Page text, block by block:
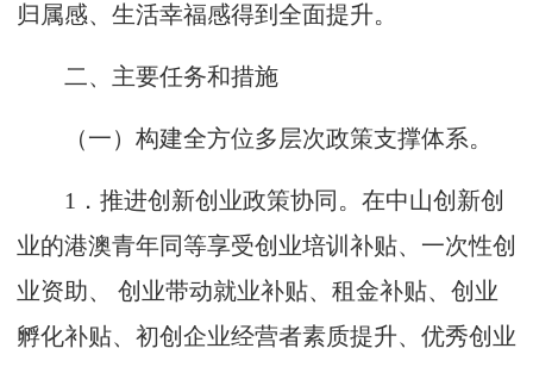
归属感、生活幸福感得到全面提升。
二、主要任务和措施
（一）构建全方位多层次政策支撑体系。
1 ．推进创新创业政策协同。在中山创新创
业的港澳青年同等享受创业培训补贴、一次性创
业资助、 创业带动就业补贴、租金补贴、创业
孵化补贴、初创企业经营者素质提升、优秀创业